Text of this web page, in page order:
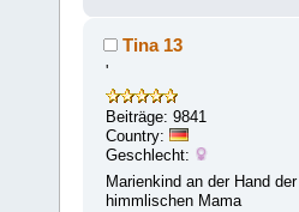
Tina 13
'
Beiträge: 9841
Country:
Geschlecht:
Marienkind an der Hand der
himmlischen Mama